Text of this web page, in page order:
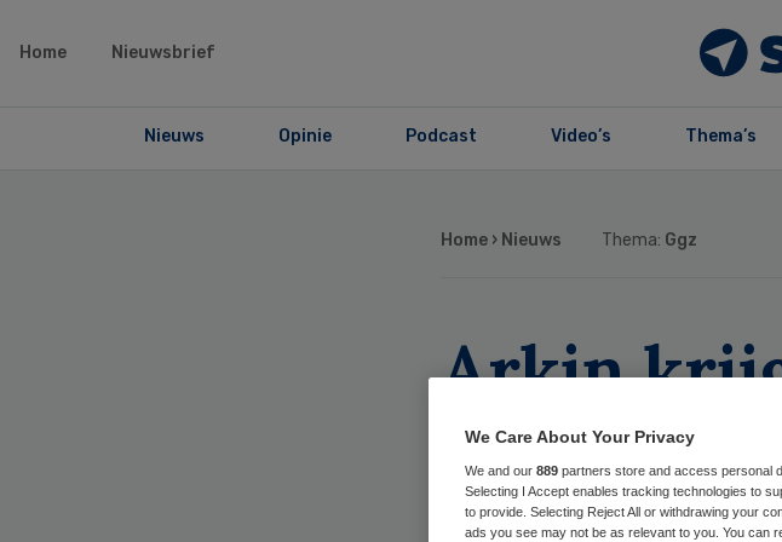
Home Nieuwsbrief
Nieuws Opinie Podcast Video’s Thema’s
Home › Nieuws Thema: Ggz
Arkin
voor
ggz
We Care About Your Privacy
We and our 889 partners store and access personal
Selecting I Accept enables tracking technologies to
to provide. Selecting Reject All or withdrawing your
ads you see may not be as relevant to you. You can